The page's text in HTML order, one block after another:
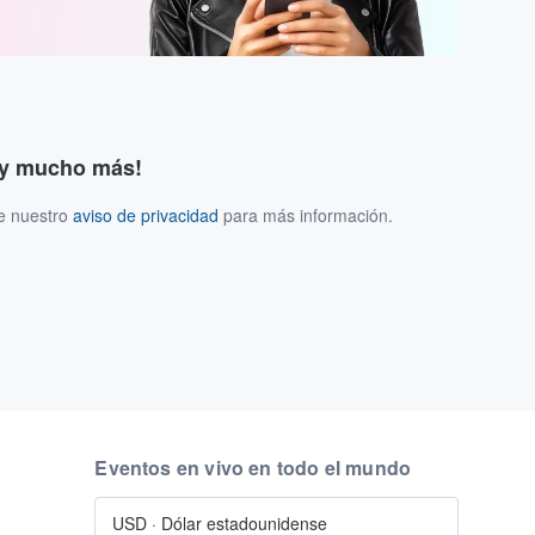
mucho más!
nuestro aviso de privacidad para más información.
Eventos en vivo en todo el mundo
USD · Dólar estadounidense